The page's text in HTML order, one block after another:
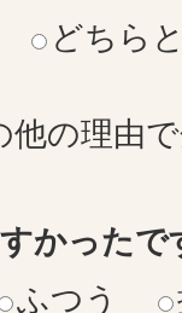
どちら
他の理由
かったで
ふつう